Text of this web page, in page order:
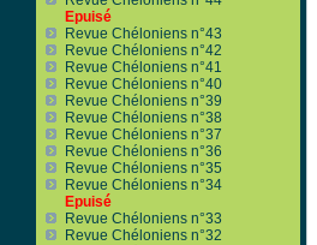
Epuisé
Revue Chéloniens n°43
Revue Chéloniens n°42
Revue Chéloniens n°41
Revue Chéloniens n°40
Revue Chéloniens n°39
Revue Chéloniens n°38
Revue Chéloniens n°37
Revue Chéloniens n°36
Revue Chéloniens n°35
Revue Chéloniens n°34
Epuisé
Revue Chéloniens n°33
Revue Chéloniens n°32